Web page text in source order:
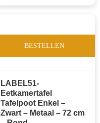
BESTELLEN
LABEL51-
Eetkamertafel
Tafelpoot Enkel –
Zwart – Metaal – 72 cm